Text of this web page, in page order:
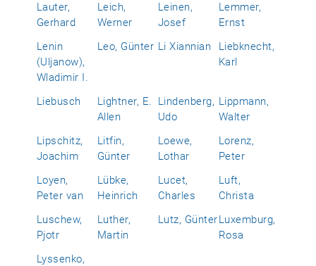
Lauter,
Gerhard
Leich,
Werner
Leinen,
Josef
Lemmer,
Ernst
Lenin
(Uljanow),
Wladimir I.
Leo, Günter Li Xiannian
Liebknecht,
Karl
Liebusch
Lightner, E.
Allen
Lindenberg,
Udo
Lippmann,
Walter
Lipschitz,
Joachim
Litfin,
Günter
Loewe,
Lothar
Lorenz,
Peter
Loyen,
Peter van
Lübke,
Heinrich
Lucet,
Charles
Luft,
Christa
Luschew,
Pjotr
Luther,
Martin
Lutz, GünterLuxemburg,
Rosa
Lyssenko,